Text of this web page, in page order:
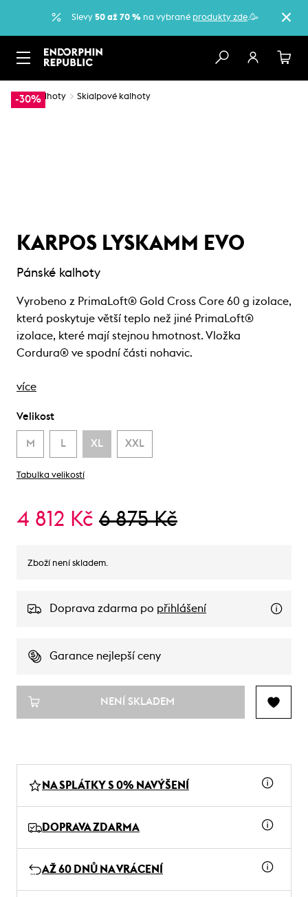
Slevy 50 až 70 % na vybrané produkty zde.🥳
-30%
… Kalhoty Skialpové kalhoty
KARPOS LYSKAMM EVO
Pánské kalhoty
Vyrobeno z PrimaLoft® Gold Cross Core 60 g izolace,
která poskytuje větší teplo než jiné PrimaLoft®
izolace, které mají stejnou hmotnost. Vložka
Cordura® ve spodní části nohavic.
více
Velikost
M L XL XXL
Tabulka velikostí
4 812 Kč 6 875 Kč
Zboží není skladem.
Doprava zdarma po přihlášení
Garance nejlepší ceny
NENÍ SKLADEM
NA SPLÁTKY S 0% NAVÝŠENÍ
DOPRAVA ZDARMA
AŽ 60 DNŮ NA VRÁCENÍ